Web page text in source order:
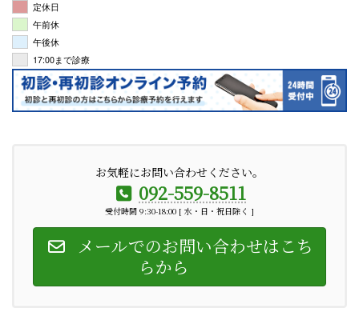
定休日
午前休
午後休
17:00まで診療
お気軽にお問い合わせください。
092-559-8511
受付時間 9:30-18:00 [ 水・日・祝日除く ]
メールでのお問い合わせはこち
らから